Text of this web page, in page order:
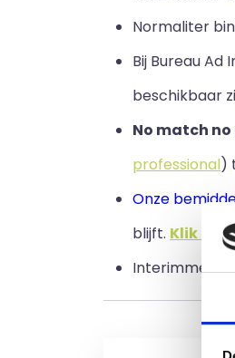
Normaliter
Bij Bureau
beschikbaar
No match no
professional)
Onze
blijft. Klik hier
Interimmers /